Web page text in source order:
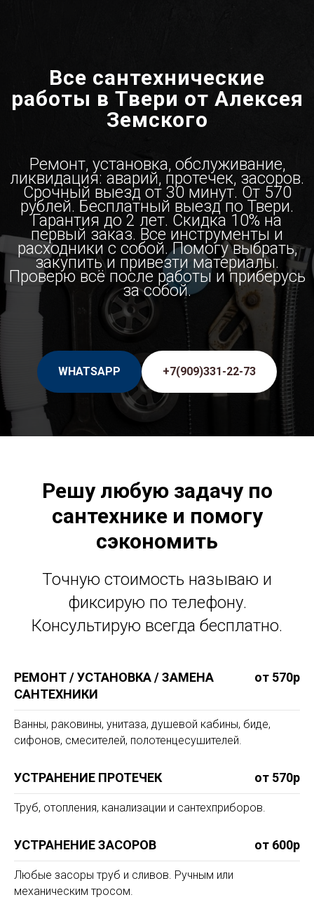
Все сантехнические
работы в Твери от Алексея
Земского
Ремонт, установка, обслуживание,
ликвидация: аварий, протечек, засоров.
Срочный выезд от 30 минут. От 570
рублей. Бесплатный выезд по Твери.
Гарантия до 2 лет. Скидка 10% на
первый заказ. Все инструменты и
расходники с собой. Помогу выбрать,
закупить и привезти материалы.
Проверю всё после работы и приберусь
за собой.
WHATSAPP +7(909)331-22-73
Решу любую задачу по
сантехнике и помогу
сэкономить
Точную стоимость называю и
фиксирую по телефону.
Консультирую всегда бесплатно.
РЕМОНТ / УСТАНОВКА / ЗАМЕНА
САНТЕХНИКИ
от 570р
Ванны, раковины, унитаза, душевой кабины, биде,
сифонов, смесителей, полотенцесушителей.
УСТРАНЕНИЕ ПРОТЕЧЕК от 570р
Труб, отопления, канализации и сантехприборов.
УСТРАНЕНИЕ ЗАСОРОВ от 600р
Любые засоры труб и сливов. Ручным или
механическим тросом.